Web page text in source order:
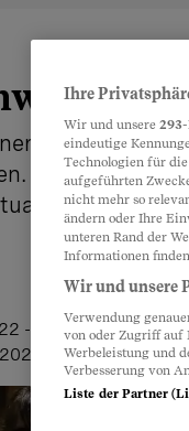
und
Die Antworten
- 12:47 Uhr,
- 17:00 Uhr
Ihre
Wir und unsere 293-
eindeutige
Technologien für
aufgeführten
nicht mehr so
ändern oder Ihre
unteren Rand der
Informationen
Wir und unsere
Verwendung
von oder Zugriff auf
Werbeleistung und
Verbesserung von
Liste der Partner